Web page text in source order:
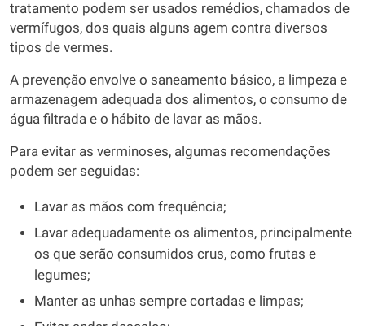
tratamento podem ser usados remédios, chamados de
vermífugos, dos quais alguns agem contra diversos
tipos de vermes.
A prevenção envolve o saneamento básico, a limpeza e
armazenagem adequada dos alimentos, o consumo de
água filtrada e o hábito de lavar as mãos.
Para evitar as verminoses, algumas recomendações
podem ser seguidas:
Lavar as mãos com frequência;
Lavar adequadamente os alimentos, principalmente
os que serão consumidos crus, como frutas e
legumes;
Manter as unhas sempre cortadas e limpas;